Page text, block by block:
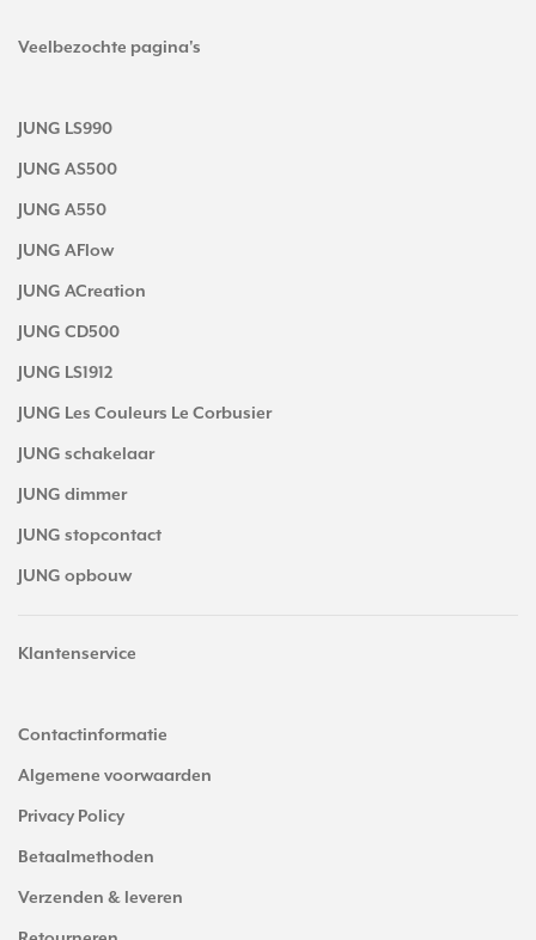
Veelbezochte pagina's
JUNG LS990
JUNG AS500
JUNG A550
JUNG AFlow
JUNG ACreation
JUNG CD500
JUNG LS1912
JUNG Les Couleurs Le Corbusier
JUNG schakelaar
JUNG dimmer
JUNG stopcontact
JUNG opbouw
Klantenservice
Contactinformatie
Algemene voorwaarden
Privacy Policy
Betaalmethoden
Verzenden & leveren